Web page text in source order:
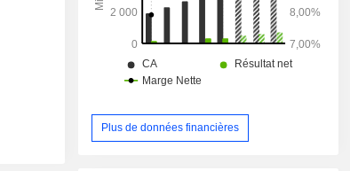
personnalisé).
Plus de données financières